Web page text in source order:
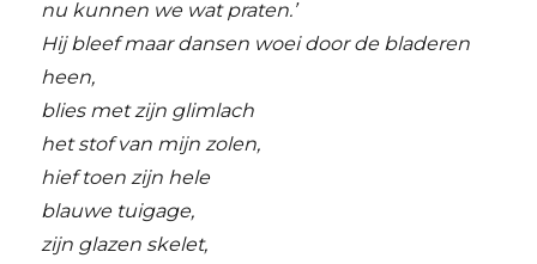
nu kunnen we wat praten.’
Hij bleef maar dansen woei door de bladeren
heen,
blies met zijn glimlach
het stof van mijn zolen,
hief toen zijn hele
blauwe tuigage,
zijn glazen skelet,